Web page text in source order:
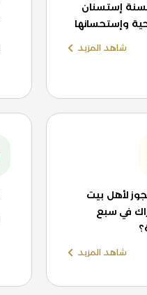
إستسنان
وإستحسانها
شاهد المزيد
لأهل بيت
في سبع
شاهد المزيد